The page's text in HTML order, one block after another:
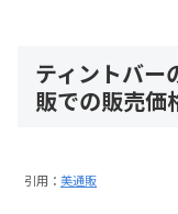
ティントバー
販での販売価
引用： 美通販